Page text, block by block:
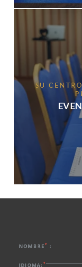
SU
NOMBRE* :
IDIOMA: *